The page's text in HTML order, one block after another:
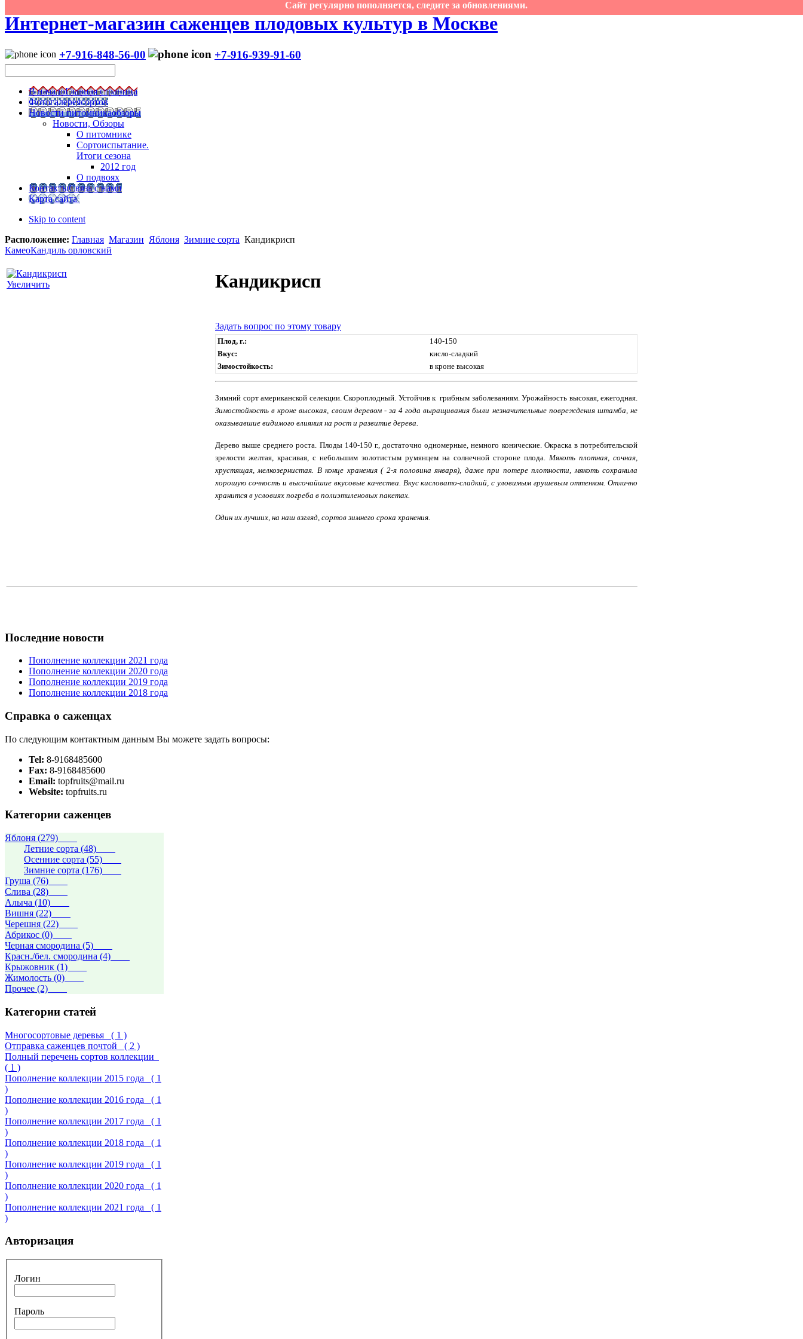
Сайт регулярно пополняется, следите за обновлениями.
Интернет-магазин саженцев плодовых культур в Москве
+7-916-848-56-00 +7-916-939-91-60
В началоГлавная страница
Фотогалереясортов
Новости питомникаобзоры
Новости, Обзоры
О питомнике
Сортоиспытание.
Итоги сезона
2012 год
О подвоях
КонтактыСвязь с нами
Карта сайта
Skip to content
Расположение: Главная Магазин Яблоня Зимние сорта Кандикрисп
КамеоКандиль орловский
Увеличить Кандикрисп
Задать вопрос по этому товару
Плод, г.:
140-150
Вкус:
кисло-сладкий
Зимостойкость:
в кроне высокая
Зимний сорт американской селекции. Скороплодный. Устойчив к грибным заболеваниям. Урожайность высокая, ежегодная.
Зимостойкость в кроне высокая, своим деревом - за 4 года выращивания были незначительные повреждения штамба, не
оказывавшие видимого влияния на рост и развитие дерева.
Дерево выше среднего роста. Плоды 140-150 г., достаточно одномерные, немного конические. Окраска в потребительской
зрелости желтая, красивая, с небольшим золотистым румянцем на солнечной стороне плода. Мякоть плотная, сочная,
хрустящая, мелкозернистая. В конце хранения ( 2-я половина января), даже при потере плотности, мякоть сохранила
хорошую сочность и высочайшие вкусовые качества. Вкус кисловато-сладкий, с уловимым грушевым оттенком. Отлично
хранится в условиях погреба в полиэтиленовых пакетах.
Один их лучших, на наш взгляд, сортов зимнего срока хранения.
Последние новости
Пополнение коллекции 2021 года
Пополнение коллекции 2020 года
Пополнение коллекции 2019 года
Пополнение коллекции 2018 года
Справка о саженцах
По следующим контактным данным Вы можете задать вопросы:
Tel: 8-9168485600
Fax: 8-9168485600
Email: topfruits@mail.ru
Website: topfruits.ru
Категории саженцев
Яблоня (279)
Летние сорта (48)
Осенние сорта (55)
Зимние сорта (176)
Груша (76)
Слива (28)
Алыча (10)
Вишня (22)
Черешня (22)
Абрикос (0)
Черная смородина (5)
Красн./бел. смородина (4)
Крыжовник (1)
Жимолость (0)
Прочее (2)
Категории статей
Многосортовые деревья ( 1 )
Отправка саженцев почтой ( 2 )
Полный перечень сортов коллекции
( 1 )
Пополнение коллекции 2015 года ( 1
)
Пополнение коллекции 2016 года ( 1
)
Пополнение коллекции 2017 года ( 1
)
Пополнение коллекции 2018 года ( 1
)
Пополнение коллекции 2019 года ( 1
)
Пополнение коллекции 2020 года ( 1
)
Пополнение коллекции 2021 года ( 1
)
Авторизация
Логин
Пароль